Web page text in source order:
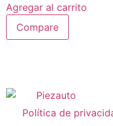
Agregar al carrito
Compare
Política de